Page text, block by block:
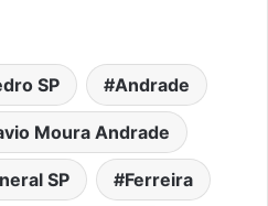
SP Andrade
Moura Andrade
SP Ferreira